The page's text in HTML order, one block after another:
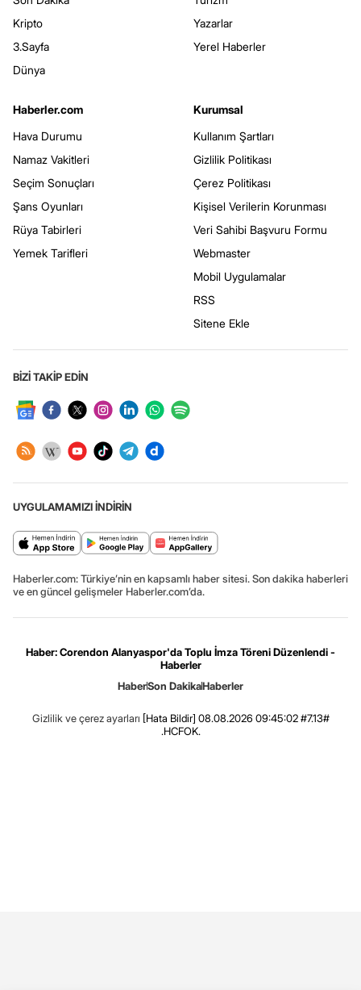
Kripto
3.Sayfa
Dünya
Yazarlar
Yerel Haberler
Haberler.com
Hava Durumu
Namaz Vakitleri
Seçim Sonuçları
Şans Oyunları
Rüya Tabirleri
Yemek Tarifleri
Kurumsal
Kullanım Şartları
Gizlilik Politikası
Çerez Politikası
Kişisel Verilerin Korunması
Veri Sahibi Başvuru Formu
Webmaster
Mobil Uygulamalar
RSS
Sitene Ekle
BİZİ TAKİP EDİN
UYGULAMAMIZI İNDİRİN
Haberler.com: Türkiye’nin en kapsamlı haber sitesi. Son dakika haberleri
ve en güncel gelişmeler Haberler.com’da.
Haber: Corendon Alanyaspor'da Toplu İmza Töreni Düzenlendi -
Haberler
HaberSon DakikaHaberler
Gizlilik ve çerez ayarları [Hata Bildir] 08.08.2026 09:45:02 #7.13#
.HCFOK.